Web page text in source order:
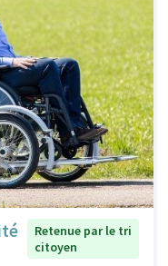
Retenue par le tri
citoyen